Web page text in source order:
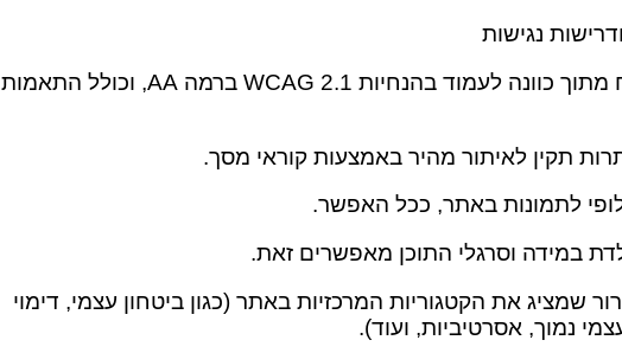
נגישות
האתר פותח מתוך כוונה לעמוד בהנחיות WCAG 2.1 ברמה AA, וכולל התאמות
תקין לאיתור מהיר באמצעות קוראי מסך.
לתמונות באתר, ככל האפשר.
במידה וסרגלי התוכן מאפשרים זאת.
שמציג את הקטגוריות המרכזיות באתר (כגון ביטחון עצמי, דימוי
נמוך, אסרטיביות, ועוד).